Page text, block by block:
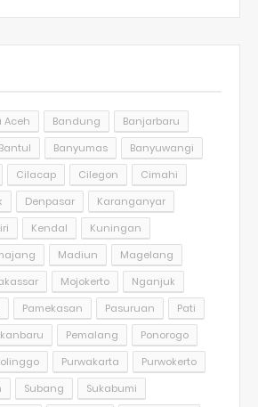
Aceh Bandung
Banjarbaru
Bantul Banyumas
Banyuwangi
Cilacap Cilegon
Cimahi
Denpasar
Karanganyar
Kendal
Kuningan
Madiun
Magelang
Mojokerto
Nganjuk
Pamekasan Pasuruan
Pati
Pemalang
Ponorogo
Purwakarta
Purwokerto
Subang
Sukabumi